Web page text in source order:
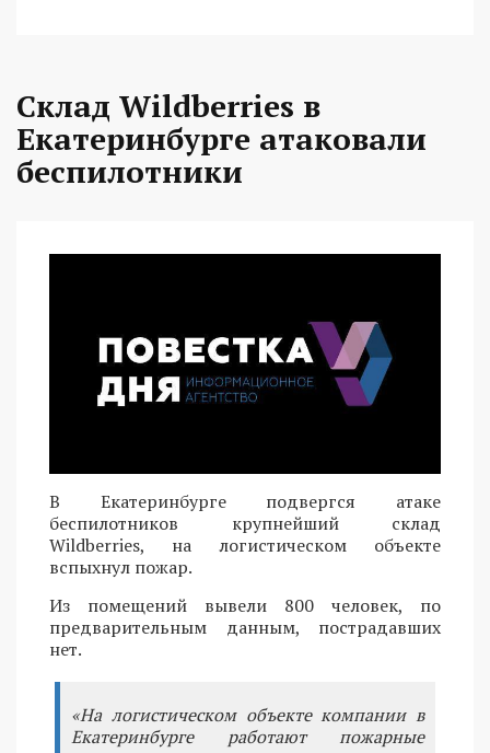
Склад Wildberries в
Екатеринбурге атаковали
беспилотники
В Екатеринбурге подвергся атаке
беспилотников крупнейший склад
Wildberries, на логистическом объекте
вспыхнул пожар.
Из помещений вывели 800 человек, по
предварительным данным, пострадавших
нет.
«На логистическом объекте компании в
Екатеринбурге работают пожарные